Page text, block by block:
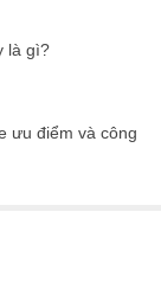
là gì?
ưu điểm và công